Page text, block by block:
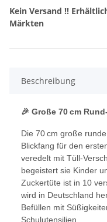
Kein Versand !!
Märkten
Beschreibung
🎉 Große 70 cm
Die 70 cm große
Blickfang für den
veredelt mit Tüll-
begeistert sie Kinder
Zuckertüte ist in 10
wird in Deutschland
Befüllen mit
Schulutensilien.